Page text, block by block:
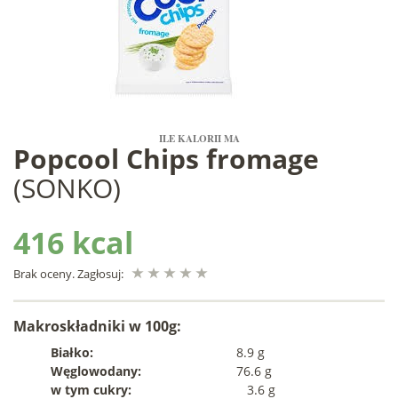
ILE KALORII MA
Popcool Chips fromage
(SONKO)
416 kcal
Brak oceny. Zagłosuj:
Makroskładniki w 100g:
Białko:
8.9 g
Węglowodany:
76.6 g
w tym cukry:
3.6 g